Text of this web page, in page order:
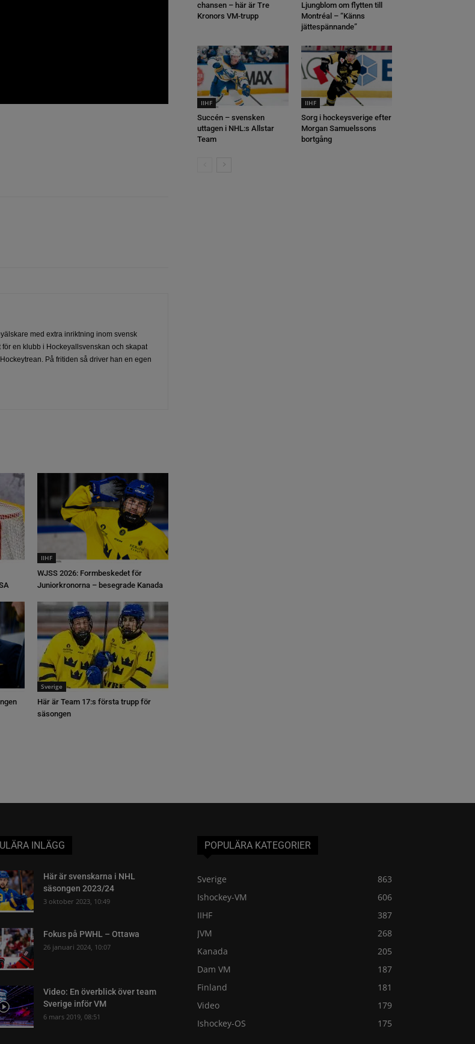
med extra inriktning inom svensk
en klubb i Hockeyallsvenskan och skapat
På fritiden så driver han en egen
IIHF
WJSS 2026: Formbeskedet för
Juniorkronorna – besegrade Kanada
Sverige
Här är Team 17:s första trupp för
säsongen
chansen – här är Tre
Kronors VM-trupp
Ljungblom om flytten till
Montréal – “Känns
jättespännande”
IIHF
Succén – svensken
uttagen i NHL:s Allstar
Team
IIHF
Sorg i hockeysverige efter
Morgan Samuelssons
bortgång
INLÄGG
Här är svenskarna i NHL
säsongen 2023/24
3 oktober 2023, 10:49
Fokus på PWHL – Ottawa
26 januari 2024, 10:07
Video: En överblick över team
Sverige inför VM
6 mars 2019, 08:51
POPULÄRA KATEGORIER
Sverige
863
Ishockey-VM
606
IIHF
387
JVM
268
Kanada
205
Dam VM
187
Finland
181
Video
179
Ishockey-OS
175